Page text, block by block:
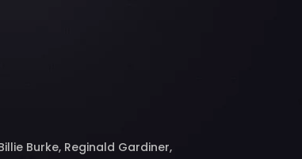
Burke, Reginald Gardiner,